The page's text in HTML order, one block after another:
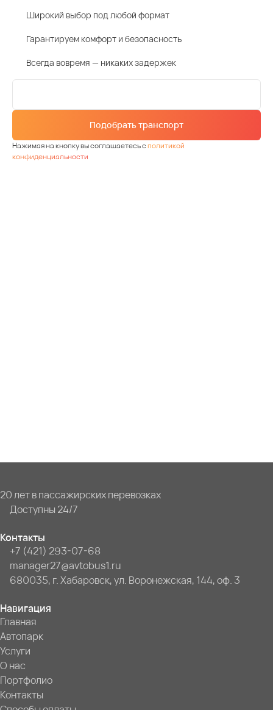
Широкий выбор под любой формат
Гарантируем комфорт и безопасность
Всегда вовремя — никаких задержек
Подобрать транспорт
Нажимая на кнопку вы соглашаетесь сполитикой
конфиденциальности
20 лет в пассажирских перевозках
Доступны 24/7
Контакты
+7 (421) 293-07-68
manager27@avtobus1.ru
680035, г. Хабаровск, ул. Воронежская, 144, оф. 3
Навигация
Главная
Автопарк
Услуги
О нас
Портфолио
Контакты